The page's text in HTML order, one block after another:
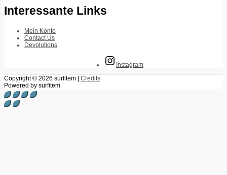
Interessante Links
Mein Konto
Contact Us
Devolutions
Instagram
Copyright © 2026 surfitem | Credits
Powered by surfitem